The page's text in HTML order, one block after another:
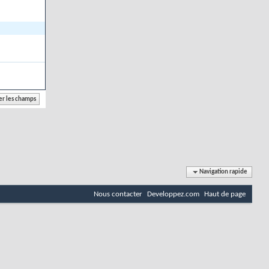
Navigation rapide
Nous contacter Developpez.com Haut de page